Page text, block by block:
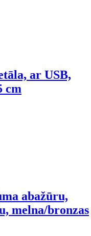
ar USB,
cm
abažūru,
melna/bronzas